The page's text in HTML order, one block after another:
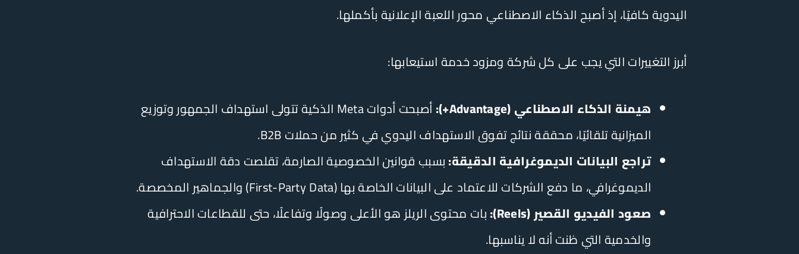
اليدوية كافيًا، إذ أصبح الذكاء الاصطناعي محور اللعبة الإعلانية بأكملها.
أبرز التغييرات التي يجب على كل شركة ومزود خدمة استيعابها:
هيمنة الذكاء الاصطناعي (Advantage+):
أصبحت أدوات Meta الذكية تتولى استهداف الجمهور وتوزيع
الميزانية تلقائيًا، محققة نتائج تفوق الاستهداف اليدوي في كثير من حملات B2B.
تراجع البيانات الديموغرافية الدقيقة:بسبب قوانين الخصوصية الصارمة، تقلصت دقة الاستهداف
الديموغرافي، ما دفع الشركات للاعتماد على البيانات الخاصة بها (First-Party Data) والجماهير المخصصة.
صعود الفيديو القصير (Reels):
بات محتوى الريلز هو الأعلى وصولًا وتفاعلًا، حتى للقطاعات الاحترافية
والخدمية التي ظنت أنه لا يناسبها.